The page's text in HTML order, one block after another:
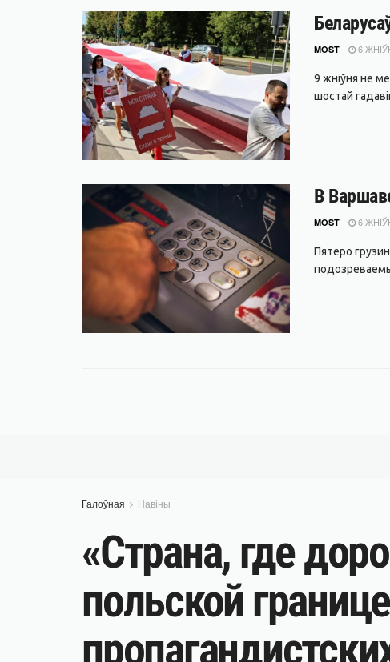
MOST 6
9 жніўня не
шостай
В
MOST 6
Пятеро
Галоўная Навіны
«Страна, где
польской